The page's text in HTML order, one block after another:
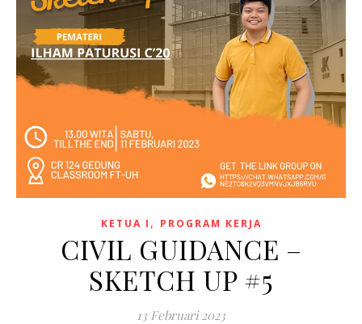
KETUA I , PROGRAM KERJA
CIVIL GUIDANCE –
SKETCH UP #5
13 Februari 2023